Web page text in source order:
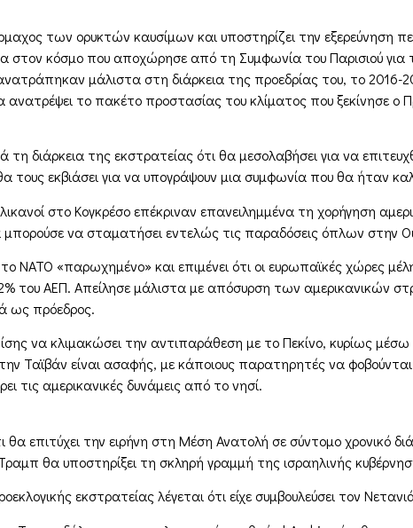
των ορυκτών καυσίμων και υποστηρίζει την εξερεύνηση
στον κόσμο που αποχώρησε από τη Συμφωνία του Παρισιού
μάλιστα στη διάρκεια της προεδρίας του, το 2016-
ανατρέψει το πακέτο προστασίας του κλίματος που ξεκίνησε ο
διάρκεια της εκστρατείας ότι θα μεσολαβήσει για να
τους εκβιάσει για να υπογράψουν μια συμφωνία που θα ήταν
στο Κογκρέσο επέκριναν επανειλημμένα τη χορήγηση
να σταματήσει εντελώς τις παραδόσεις όπλων στην
ΝΑΤΟ «παρωχημένο» και επιμένει ότι οι ευρωπαϊκές χώρες
του ΑΕΠ. Απείλησε μάλιστα με απόσυρση των αμερικανικών
ως πρόεδρος.
να κλιμακώσει την αντιπαράθεση με το Πεκίνο, κυρίως
Ταϊβάν είναι ασαφής, με κάποιους παρατηρητές να
τις αμερικανικές δυνάμεις από το νησί.
θα επιτύχει την ειρήνη στη Μέση Ανατολή σε σύντομο
θα υποστηρίξει τη σκληρή γραμμή της ισραηλινής
εκστρατείας λέγεται ότι είχε συμβουλεύσει τον